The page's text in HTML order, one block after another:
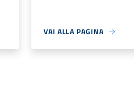
VAI ALLA PAGINA